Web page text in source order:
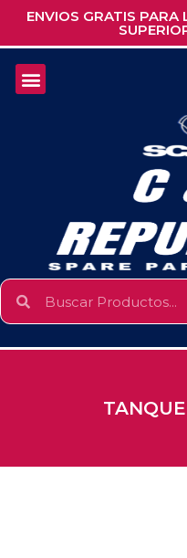
ENVIOS GRATIS PARA